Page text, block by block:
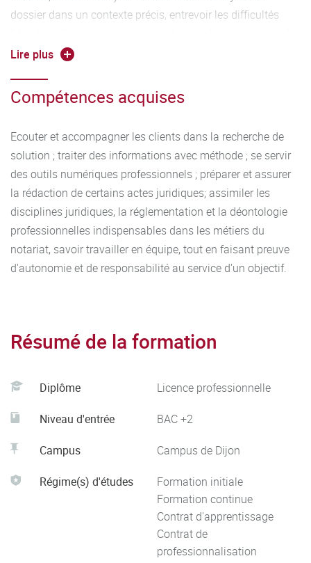
dossier dans un contexte précis, entrevoir les difficultés
du notaire des solutions sinon définitives du moins
écouter, comprendre et conseiller les clients après analyse
de leurs situations juridiques et patrimoniales. A ce titre, la
capacités d'expression écrite et orale.
Lire plus
Compétences acquises
Ecouter et accompagner les clients dans la recherche de
solution ; traiter des informations avec méthode ; se servir
des outils numériques professionnels ; préparer et assurer
la rédaction de certains actes juridiques; assimiler les
disciplines juridiques, la réglementation et la déontologie
professionnelles indispensables dans les métiers du
notariat, savoir travailler en équipe, tout en faisant preuve
d'autonomie et de responsabilité au service d'un objectif.
Résumé de la formation
Diplôme Licence professionnelle
Niveau d'entrée BAC +2
Campus Campus de Dijon
Régime(s) d'études
Formation initiale
Formation continue
Contrat d'apprentissage
Contrat de
professionnalisation